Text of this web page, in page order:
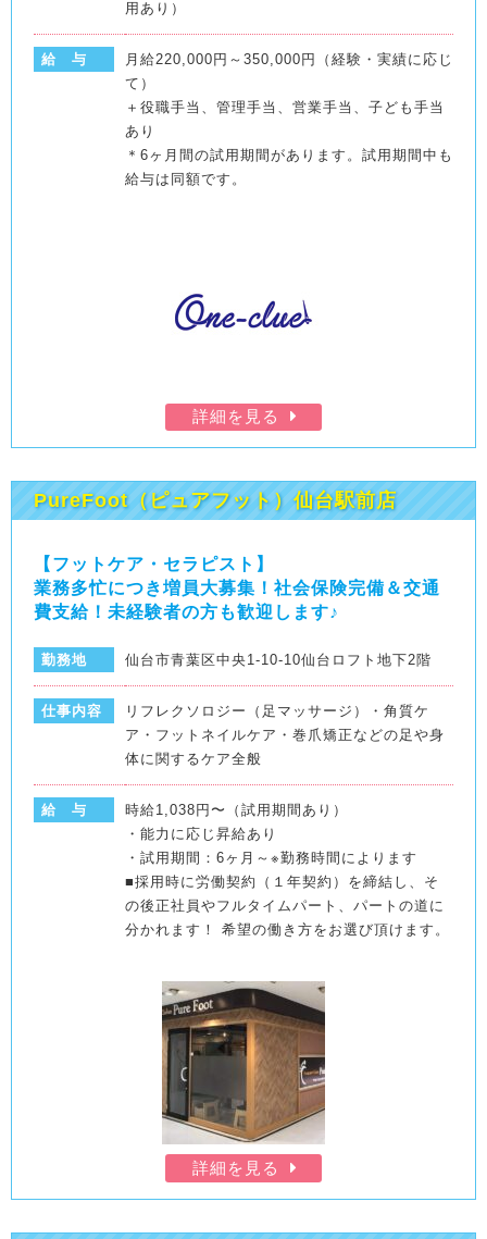
用あり）
給 与
月給220,000円～350,000円（経験・実績に応じ
て）
＋役職手当、管理手当、営業手当、子ども手当
あり
＊6ヶ月間の試用期間があります。試用期間中も
給与は同額です。
詳細を見る
PureFoot（ピュアフット）仙台駅前店
【フットケア・セラピスト】
業務多忙につき増員大募集！社会保険完備＆交通
費支給！未経験者の方も歓迎します♪
勤務地 仙台市青葉区中央1-10-10仙台ロフト地下2階
仕事内容
リフレクソロジー（足マッサージ）・角質ケ
ア・フットネイルケア・巻爪矯正などの足や身
体に関するケア全般
給 与
時給1,038円〜（試用期間あり）
・能力に応じ昇給あり
・試用期間：6ヶ月～※勤務時間によります
■採用時に労働契約（１年契約）を締結し、そ
の後正社員やフルタイムパート、パートの道に
分かれます！ 希望の働き方をお選び頂けます。
詳細を見る